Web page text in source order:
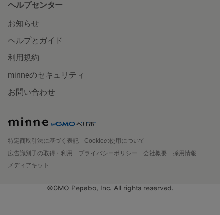
ヘルプセンター
お知らせ
ヘルプとガイド
利用規約
minneのセキュリティ
お問い合わせ
特定商取引法に基づく表記
Cookieの使用について
広告識別子の取得・利用
プライバシーポリシー 会社概要
採用情報
メディアキット
©GMO Pepabo, Inc. All rights reserved.